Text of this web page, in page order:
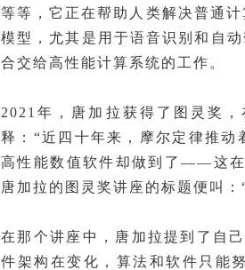
等等，它正在帮助人类解决普通
模型，尤其是用于语音识别和自
合交给高性能计算系统的工作。
2021年，唐加拉获得了图灵奖
释：“近四十年来，摩尔定律推动
高性能数值软件却做到了——这在
唐加拉的图灵奖讲座的标题便叫：
在那个讲座中，唐加拉提到了自
件架构在变化，算法和软件只能